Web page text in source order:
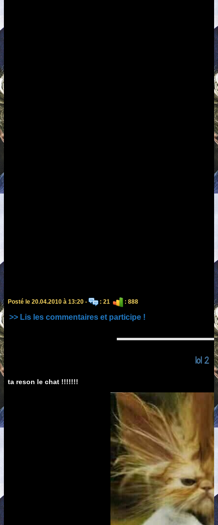
Posté le 20.04.2010 à 13:20 - : 21 : 888
>> Lis les commentaires et participe !
lol 2
ta reson le chat !!!!!!!